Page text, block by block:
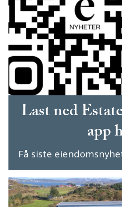
Last ned
app
Få siste